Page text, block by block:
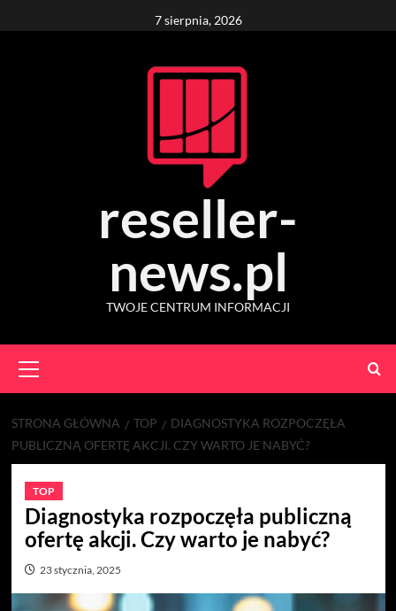
to
7 sierpnia, 2026
reseller-
news.pl
TWOJE CENTRUM INFORMACJI
Menu
STRONA GŁÓWNA TOP
DIAGNOSTYKA ROZPOCZĘŁA
PUBLICZNĄ OFERTĘ AKCJI. CZY WARTO JE NABYĆ?
TOP
Diagnostyka rozpoczęła publiczną
ofertę akcji. Czy warto je nabyć?
23 stycznia, 2025